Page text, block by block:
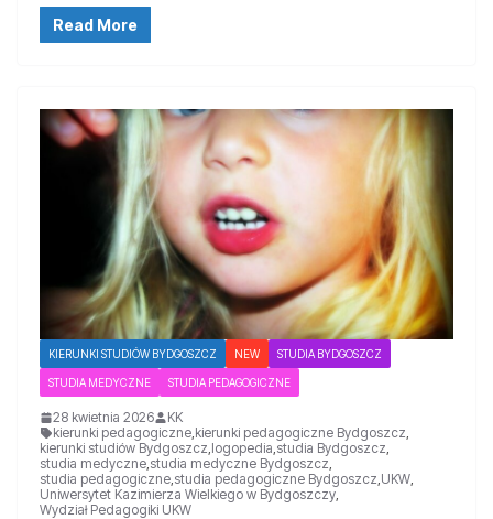
Read More
KIERUNKI STUDIÓW BYDGOSZCZ NEW STUDIA BYDGOSZCZ
STUDIA MEDYCZNE STUDIA PEDAGOGICZNE
28 kwietnia 2026
KK
kierunki pedagogiczne kierunki pedagogiczne Bydgoszcz
kierunki studiów Bydgoszcz logopedia studia Bydgoszcz
studia medyczne studia medyczne Bydgoszcz
studia pedagogiczne studia pedagogiczne Bydgoszcz UKW
Uniwersytet Kazimierza Wielkiego w Bydgoszczy
Wydział Pedagogiki UKW